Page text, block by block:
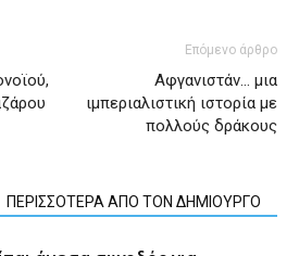
Επόμενο άρθρο
Αφγανιστάν… μια
ιμπεριαλιστική ιστορία με
πολλούς δράκους
ΠΕΡΙΣΣΟΤΕΡΑ ΑΠΟ ΤΟΝ ΔΗΜΙΟΥΡΓΟ